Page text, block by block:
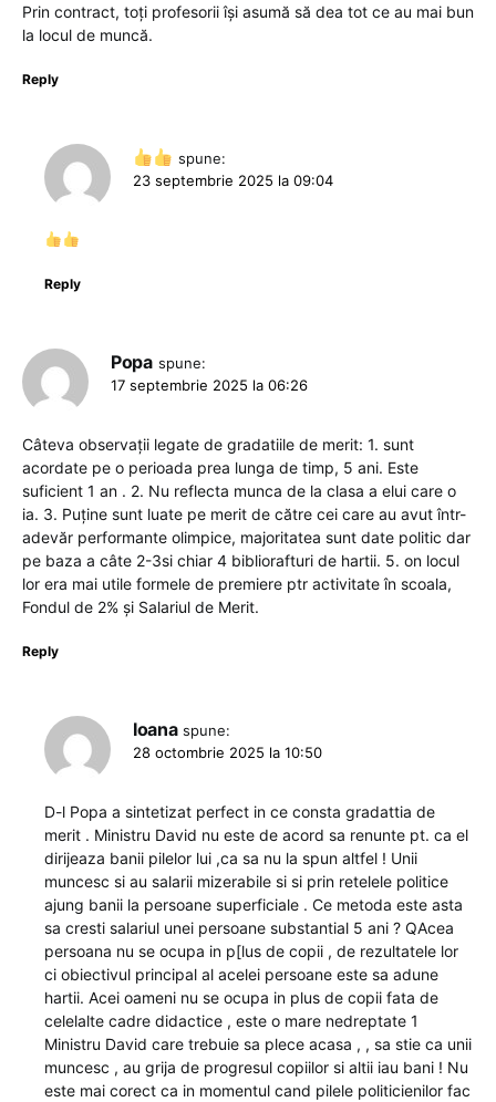
Prin contract, toți profesorii își asumă să dea tot ce au mai bun
la locul de muncă.
Reply
spune:
23 septembrie 2025 la 09:04
Reply
Popa spune:
17 septembrie 2025 la 06:26
Câteva observații legate de gradatiile de merit: 1. sunt
acordate pe o perioada prea lunga de timp, 5 ani. Este
suficient 1 an . 2. Nu reflecta munca de la clasa a elui care o
ia. 3. Puține sunt luate pe merit de către cei care au avut într-
adevăr performante olimpice, majoritatea sunt date politic dar
pe baza a câte 2-3si chiar 4 bibliorafturi de hartii. 5. on locul
lor era mai utile formele de premiere ptr activitate în scoala,
Fondul de 2% și Salariul de Merit.
Reply
Ioana spune:
28 octombrie 2025 la 10:50
D-l Popa a sintetizat perfect in ce consta gradattia de
merit . Ministru David nu este de acord sa renunte pt. ca el
dirijeaza banii pilelor lui ,ca sa nu la spun altfel ! Unii
muncesc si au salarii mizerabile si si prin retelele politice
ajung banii la persoane superficiale . Ce metoda este asta
sa cresti salariul unei persoane substantial 5 ani ? QAcea
persoana nu se ocupa in p[lus de copii , de rezultatele lor
ci obiectivul principal al acelei persoane este sa adune
hartii. Acei oameni nu se ocupa in plus de copii fata de
celelalte cadre didactice , este o mare nedreptate 1
Ministru David care trebuie sa plece acasa , , sa stie ca unii
muncesc , au grija de progresul copiilor si altii iau bani ! Nu
este mai corect ca in momentul cand pilele politicienilor fac